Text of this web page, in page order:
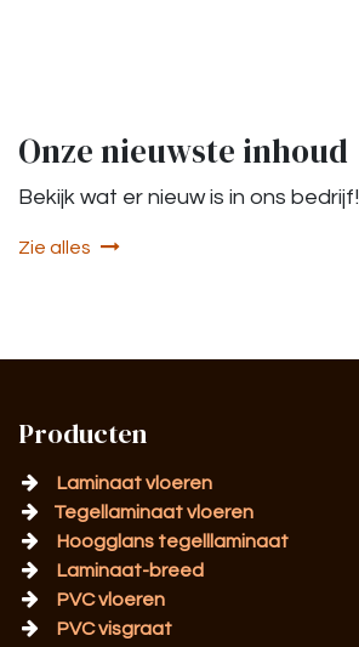
Onze nieuwste inhoud
Bekijk wat er nieuw is in ons bedrijf!
Zie alles
Producten
Laminaat vloeren
Tegellaminaat vloeren
Hoogglans tegelllaminaat
Laminaat-breed
PVC vloeren
PVC visgraat